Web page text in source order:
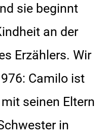
sie beginnt
an der
Erzählers. Wir
Camilo ist
seinen Eltern
in